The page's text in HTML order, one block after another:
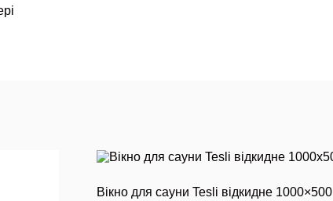
Вікно для сауни Tesli відкидне 1000×500